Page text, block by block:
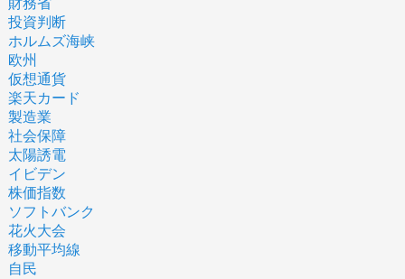
財務省
投資判断
ホルムズ海峡
欧州
仮想通貨
楽天カード
製造業
社会保障
太陽誘電
イビデン
株価指数
ソフトバンク
花火大会
移動平均線
自民